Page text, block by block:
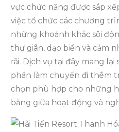
vực chức năng được sắp
việc tổ chức các chương
những khoảnh khắc sôi
thư giãn, dạo biển và cảm
rãi. Dịch vụ tại đây mang
phần làm chuyến đi thêm
chọn phù hợp cho những
bằng giữa hoạt động và